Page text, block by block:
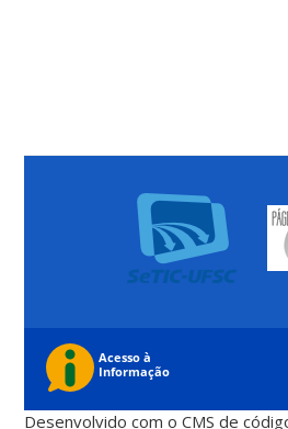
Desenvolvido com o CMS de